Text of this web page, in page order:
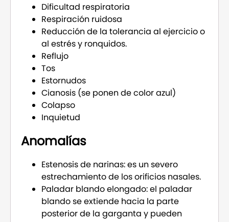
Dificultad respiratoria
Respiración ruidosa
Reducción de la tolerancia al ejercicio o
al estrés y ronquidos.
Reflujo
Tos
Estornudos
Cianosis (se ponen de color azul)
Colapso
Inquietud
Anomalías
Estenosis de narinas: es un severo
estrechamiento de los orificios nasales.
Paladar blando elongado: el paladar
blando se extiende hacia la parte
posterior de la garganta y pueden